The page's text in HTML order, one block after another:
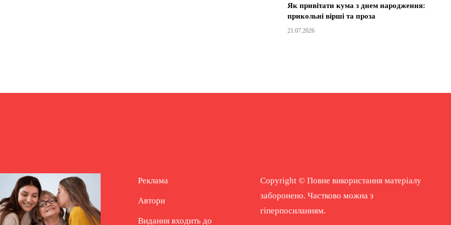
Як привітати кума з днем народження:
прикольні вірші та проза
21.07.2026
Реклама
Автори
Видання входить до
Copyright © Повне використання матеріалу
заборонено. Частково можна з
гіперпосиланням.